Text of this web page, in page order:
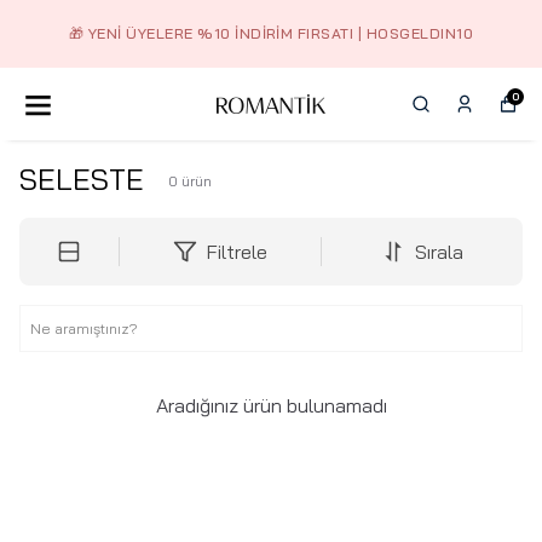
🎁 YENI ÜYELERE %10 İNDIRIM FIRSATI | HOSGELDIN10
0
SELESTE 0 ürün
Filtrele Sırala
Aradığınız ürün bulunamadı